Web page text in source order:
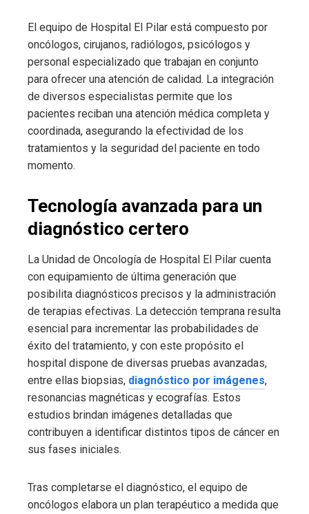
El equipo de Hospital El Pilar está compuesto por
oncólogos, cirujanos, radiólogos, psicólogos y
personal especializado que trabajan en conjunto
para ofrecer una atención de calidad. La integración
de diversos especialistas permite que los
pacientes reciban una atención médica completa y
coordinada, asegurando la efectividad de los
tratamientos y la seguridad del paciente en todo
momento.
Tecnología avanzada para un
diagnóstico certero
La Unidad de Oncología de Hospital El Pilar cuenta
con equipamiento de última generación que
posibilita diagnósticos precisos y la administración
de terapias efectivas. La detección temprana resulta
esencial para incrementar las probabilidades de
éxito del tratamiento, y con este propósito el
hospital dispone de diversas pruebas avanzadas,
entre ellas biopsias, diagnóstico por imágenes,
resonancias magnéticas y ecografías. Estos
estudios brindan imágenes detalladas que
contribuyen a identificar distintos tipos de cáncer en
sus fases iniciales.
Tras completarse el diagnóstico, el equipo de
oncólogos elabora un plan terapéutico a medida que